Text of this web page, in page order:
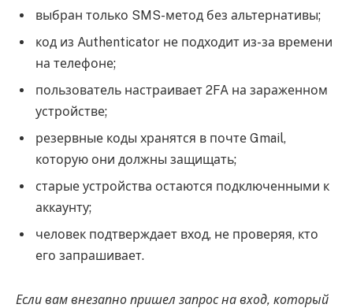
выбран только SMS-метод без альтернативы;
код из Authenticator не подходит из-за времени
на телефоне;
пользователь настраивает 2FA на зараженном
устройстве;
резервные коды хранятся в почте Gmail,
которую они должны защищать;
старые устройства остаются подключенными к
аккаунту;
человек подтверждает вход, не проверяя, кто
его запрашивает.
Если вам внезапно пришел запрос на вход, который